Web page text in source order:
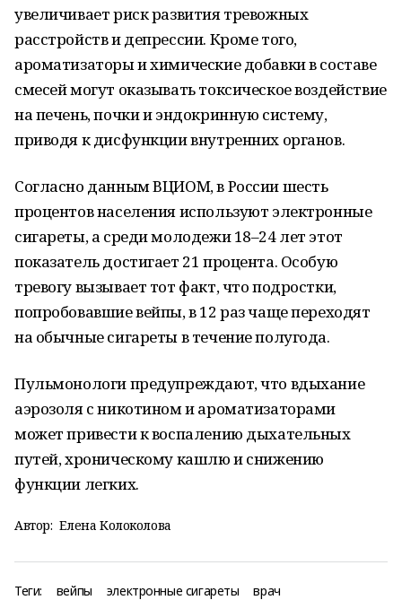
увеличивает риск развития тревожных
расстройств и депрессии. Кроме того,
ароматизаторы и химические добавки в составе
смесей могут оказывать токсическое воздействие
на печень, почки и эндокринную систему,
приводя к дисфункции внутренних органов.
Согласно данным ВЦИОМ, в России шесть
процентов населения используют электронные
сигареты, а среди молодежи 18–24 лет этот
показатель достигает 21 процента. Особую
тревогу вызывает тот факт, что подростки,
попробовавшие вейпы, в 12 раз чаще переходят
на обычные сигареты в течение полугода.
Пульмонологи предупреждают, что вдыхание
аэрозоля с никотином и ароматизаторами
может привести к воспалению дыхательных
путей, хроническому кашлю и снижению
функции легких.
Автор: Елена Колоколова
Теги: вейпы электронные сигареты врач